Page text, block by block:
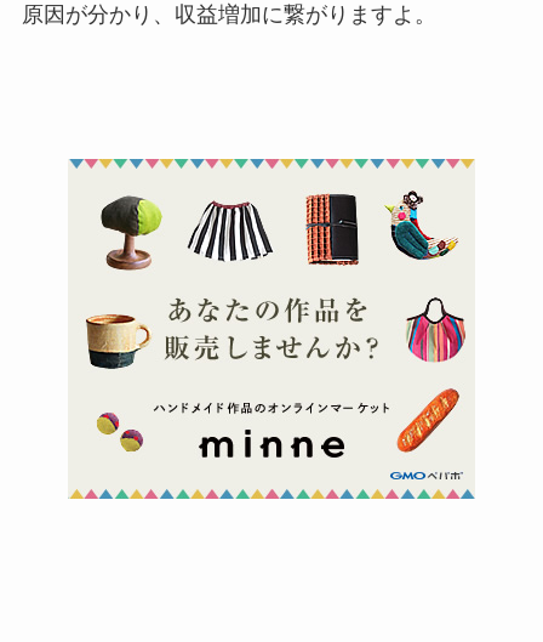
原因が分かり、収益増加に繋がりますよ。